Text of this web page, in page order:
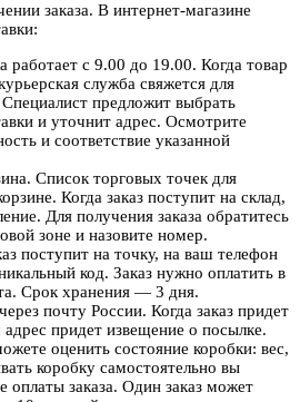
заказа. В интернет-магазине
работает с 9.00 до 19.00. Когда товар
служба свяжется для
предложит выбрать
и уточнит адрес. Осмотрите
и соответствие указанной
Список торговых точек для
Когда заказ поступит на склад,
Для получения заказа обратитесь
зоне и назовите номер.
поступит на точку, на ваш телефон
код. Заказ нужно оплатить в
Срок хранения — 3 дня.
почту России. Когда заказ придет
придет извещение о посылке.
оценить состояние коробки: вес,
коробку самостоятельно вы
оплаты заказа. Один заказ может